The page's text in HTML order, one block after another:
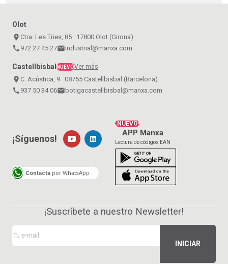
Olot
place Ctra. Les Tries, 85 · 17800 Olot (Girona)
call 972 27 45 27emailindustrial@manxa.com
CastellbisbalNUEVOVer más
place C. Acústica, 9 · 08755 Castellbisbal (Barcelona)
call 937 50 34 06emailbotigacastellbisbal@manxa.com
¡NUEVO!
APP Manxa
Lectura de códigos EAN
¡Síguenos!
Contacta por WhatsApp
¡Suscríbete a nuestro Newsletter!